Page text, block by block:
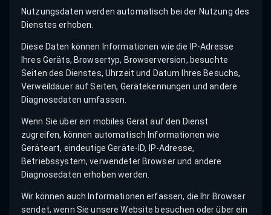
Nutzungsdaten werden automatisch bei der Nutzung des
Dienstes erhoben.
Diese Daten können Informationen wie die IP-Adresse
Ihres Geräts, Browsertyp, Browserversion, besuchte
Seiten des Dienstes, Uhrzeit und Datum Ihres Besuchs,
Verweildauer auf Seiten, Gerätekennungen und andere
Diagnosedaten umfassen.
Wenn Sie über ein mobiles Gerät auf den Dienst
zugreifen, können automatisch Informationen wie
Geräteart, eindeutige Geräte-ID, IP-Adresse,
Betriebssystem, verwendeter Browser und andere
Diagnosedaten erhoben werden.
Wir können auch Informationen erfassen, die Ihr Browser
sendet, wenn Sie unsere Website besuchen oder über ein